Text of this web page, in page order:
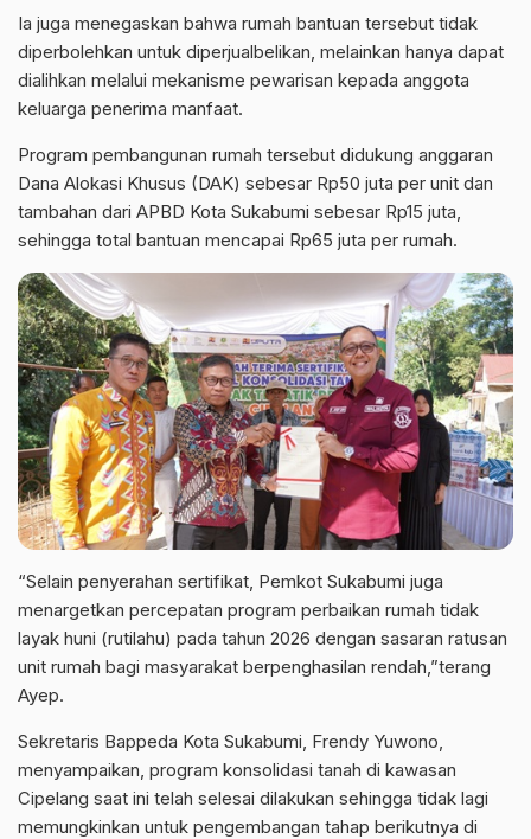
Ia juga menegaskan bahwa rumah bantuan tersebut tidak
diperbolehkan untuk diperjualbelikan, melainkan hanya dapat
dialihkan melalui mekanisme pewarisan kepada anggota
keluarga penerima manfaat.
Program pembangunan rumah tersebut didukung anggaran
Dana Alokasi Khusus (DAK) sebesar Rp50 juta per unit dan
tambahan dari APBD Kota Sukabumi sebesar Rp15 juta,
sehingga total bantuan mencapai Rp65 juta per rumah.
“Selain penyerahan sertifikat, Pemkot Sukabumi juga
menargetkan percepatan program perbaikan rumah tidak
layak huni (rutilahu) pada tahun 2026 dengan sasaran ratusan
unit rumah bagi masyarakat berpenghasilan rendah,”terang
Ayep.
Sekretaris Bappeda Kota Sukabumi, Frendy Yuwono,
menyampaikan, program konsolidasi tanah di kawasan
Cipelang saat ini telah selesai dilakukan sehingga tidak lagi
memungkinkan untuk pengembangan tahap berikutnya di